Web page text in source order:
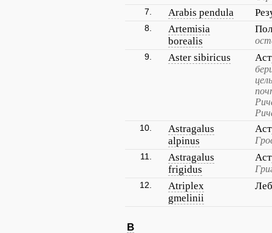
7. Arabis pendula
8.
Artemisia
borealis
9. Aster sibiricus
10.
Astragalus
alpinus
11.
Astragalus
frigidus
12.
Atriplex
gmelinii
B